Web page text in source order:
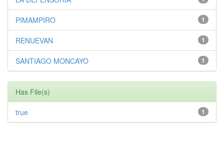
1
PIMAMPIRO
1
RENUEVAN
1
SANTIAGO MONCAYO
Has File(s)
1
true